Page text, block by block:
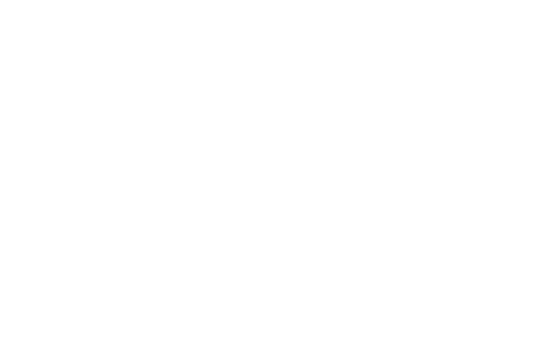
de agua, preferentemente de 30 a 45 minutos antes
en periodo de lactancia o personas con
variar de persona a persona de acuerdo con sus hábitos